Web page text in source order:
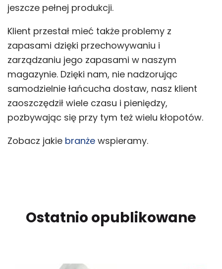
jeszcze pełnej produkcji.
Klient przestał mieć także problemy z
zapasami dzięki przechowywaniu i
zarządzaniu jego zapasami w naszym
magazynie. Dzięki nam, nie nadzorując
samodzielnie łańcucha dostaw, nasz klient
zaoszczędził wiele czasu i pieniędzy,
pozbywając się przy tym też wielu kłopotów.
Zobacz jakie branże wspieramy.
Ostatnio opublikowane